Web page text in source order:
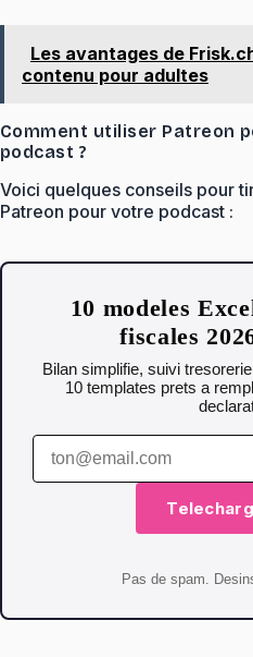
Les avantages de
contenu pour adultes
Comment utiliser Patreon
podcast ?
Voici quelques conseils pour
Patreon pour votre podcast :
10 modeles
fiscales
Bilan simplifie, suivi
10 templates prets a
Pas de spam.